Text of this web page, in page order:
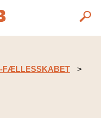
FÆLLESSKABET